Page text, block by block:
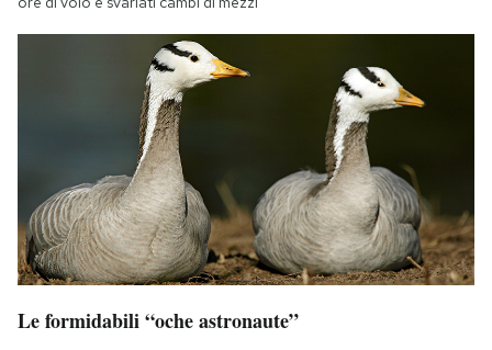
Esci
Le formidabili “oche astronaute”